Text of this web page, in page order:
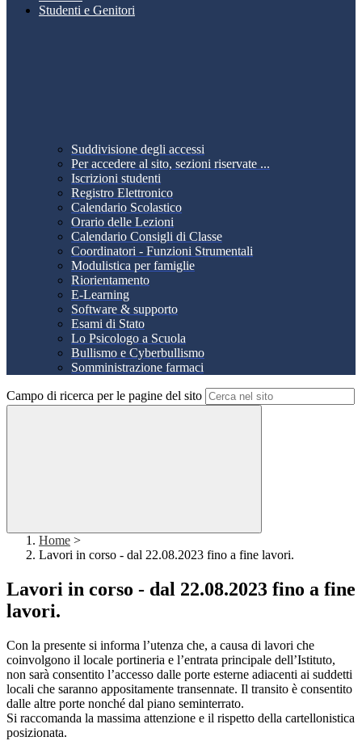
Studenti e Genitori
Suddivisione degli accessi
Per accedere al sito, sezioni riservate ...
Iscrizioni studenti
Registro Elettronico
Calendario Scolastico
Orario delle Lezioni
Calendario Consigli di Classe
Coordinatori - Funzioni Strumentali
Modulistica per famiglie
Riorientamento
E-Learning
Software & supporto
Esami di Stato
Lo Psicologo a Scuola
Bullismo e Cyberbullismo
Somministrazione farmaci
Campo di ricerca per le pagine del sito
Home >
Lavori in corso - dal 22.08.2023 fino a fine lavori.
Lavori in corso - dal 22.08.2023 fino a fine
lavori.
Con la presente si informa l’utenza che, a causa di lavori che
coinvolgono il locale portineria e l’entrata principale dell’Istituto,
non sarà consentito l’accesso dalle porte esterne adiacenti ai suddetti
locali che saranno appositamente transennate. Il transito è consentito
dalle altre porte nonché dal piano seminterrato.
Si raccomanda la massima attenzione e il rispetto della cartellonistica
posizionata.